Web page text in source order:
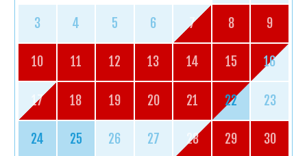
3 4 5 6 7 8 9
10 11 12 13 14 15 16
17 18 19 20 21 22 23
24 25 26 27 28 29 30